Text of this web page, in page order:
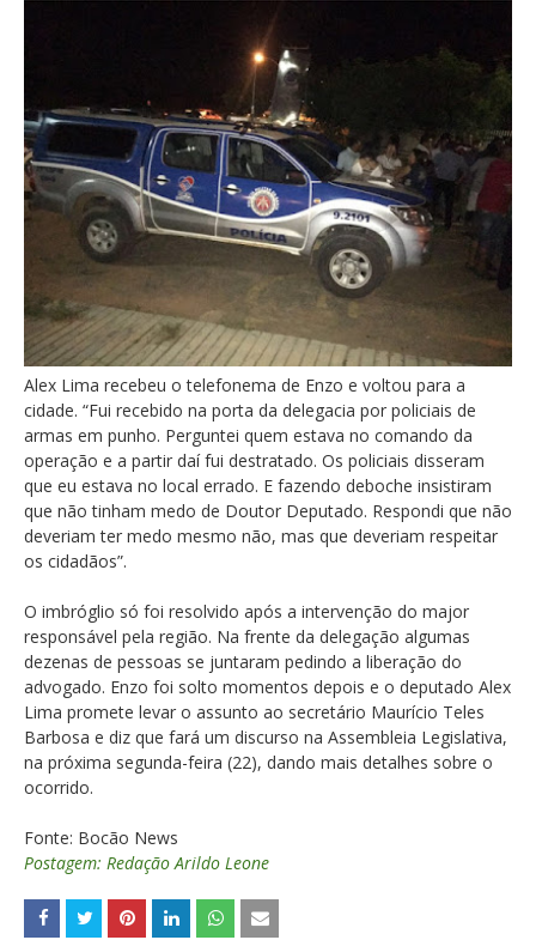
Alex Lima recebeu o telefonema de Enzo e voltou para a
cidade. “Fui recebido na porta da delegacia por policiais de
armas em punho. Perguntei quem estava no comando da
operação e a partir daí fui destratado. Os policiais disseram
que eu estava no local errado. E fazendo deboche insistiram
que não tinham medo de Doutor Deputado. Respondi que não
deveriam ter medo mesmo não, mas que deveriam respeitar
os cidadãos”.
O imbróglio só foi resolvido após a intervenção do major
responsável pela região. Na frente da delegação algumas
dezenas de pessoas se juntaram pedindo a liberação do
advogado. Enzo foi solto momentos depois e o deputado Alex
Lima promete levar o assunto ao secretário Maurício Teles
Barbosa e diz que fará um discurso na Assembleia Legislativa,
na próxima segunda-feira (22), dando mais detalhes sobre o
ocorrido.
Fonte: Bocão News
Postagem: Redação Arildo Leone